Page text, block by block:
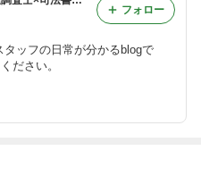
ッフの日常が分かるblogで
ださい。
フォロー